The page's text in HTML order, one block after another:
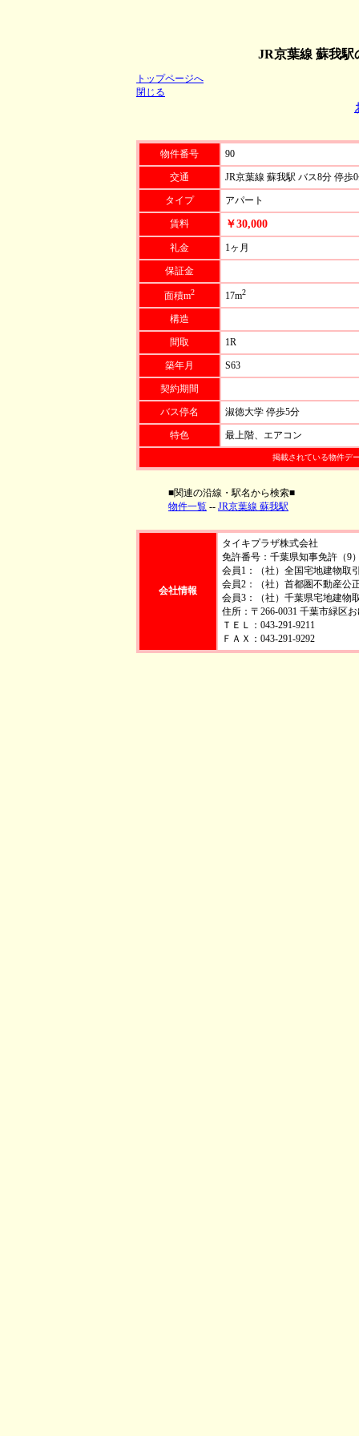
JR京葉線 蘇我駅
トップページへ
閉じる
物件番号 90
交通 JR京葉線 蘇我駅 バス8分 停歩
タイプ アパート
賃料 ￥30,000
礼金 1ヶ月
保証金
面積m2 17m2
構造
間取 1R
築年月 S63
契約期間
バス停名 淑徳大学 停歩5分
特色 最上階、エアコン
掲載されている物件デ
■関連の沿線・駅名から検索■
物件一覧 -- JR京葉線 蘇我駅
会社情報
タイキプラザ株式会社
免許番号：千葉県知事免許（9
会員1：（社）全国宅地建物取
会員2：（社）首都圏不動産公
会員3：（社）千葉県宅地建物
住所：〒266-0031 千葉市緑区
ＴＥＬ：043-291-9211
ＦＡＸ：043-291-9292